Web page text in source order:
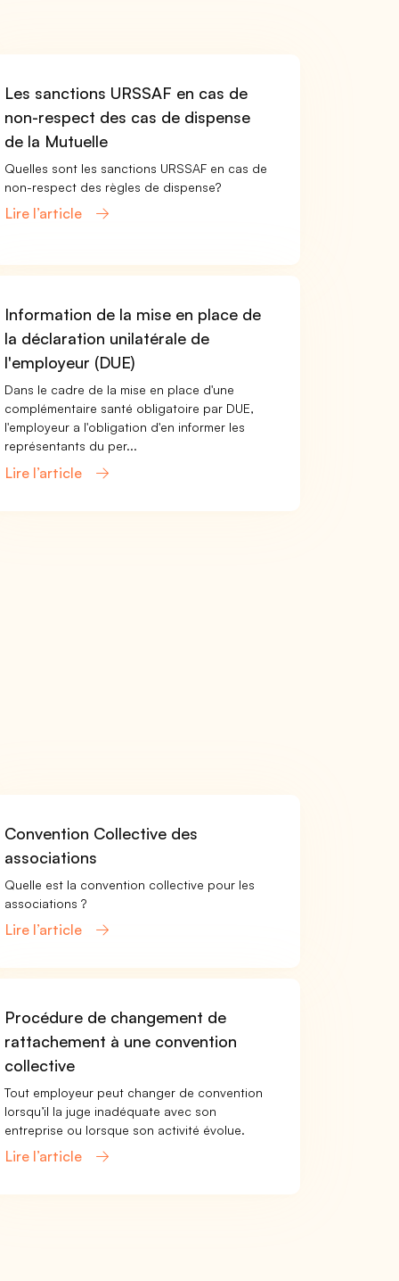
Les sanctions URSSAF en cas de
non-respect des cas de dispense
de la Mutuelle
Quelles sont les sanctions URSSAF en cas de
non-respect des règles de dispense?
Lire l’article
Information de la mise en place de
la déclaration unilatérale de
l'employeur (DUE)
Dans le cadre de la mise en place d'une
complémentaire santé obligatoire par DUE,
l'employeur a l'obligation d'en informer les
représentants du per...
Lire l’article
Convention Collective des
associations
Quelle est la convention collective pour les
associations ?
Lire l’article
Procédure de changement de
rattachement à une convention
collective
Tout employeur peut changer de convention
lorsqu’il la juge inadéquate avec son
entreprise ou lorsque son activité évolue.
Lire l’article